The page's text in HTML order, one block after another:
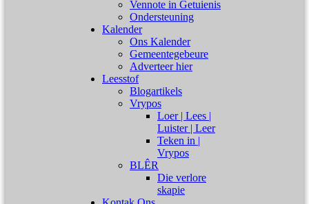
Vennote in Getuienis
Ondersteuning
Kalender
Ons Kalender
Gemeentegebeure
Adverteer hier
Leesstof
Blogartikels
Vrypos
Loer | Lees |
Luister | Leer
Teken in |
Vrypos
BLÊR
Die verlore
skapie